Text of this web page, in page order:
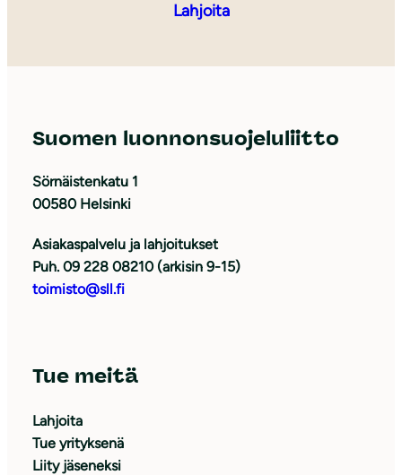
Lahjoita
Suomen luonnonsuojeluliitto
Sörnäistenkatu 1
00580 Helsinki
Asiakaspalvelu ja lahjoitukset
Puh. 09 228 08210 (arkisin 9-15)
toimisto@sll.fi
Tue meitä
Lahjoita
Tue yrityksenä
Liity jäseneksi